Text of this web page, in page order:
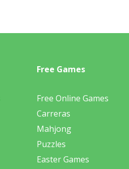
Free Games
Free Online Games
Carreras
Mahjong
Puzzles
Easter Games